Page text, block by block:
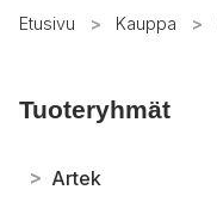
Etusivu > Kauppa >
Tuoteryhmät
> Artek